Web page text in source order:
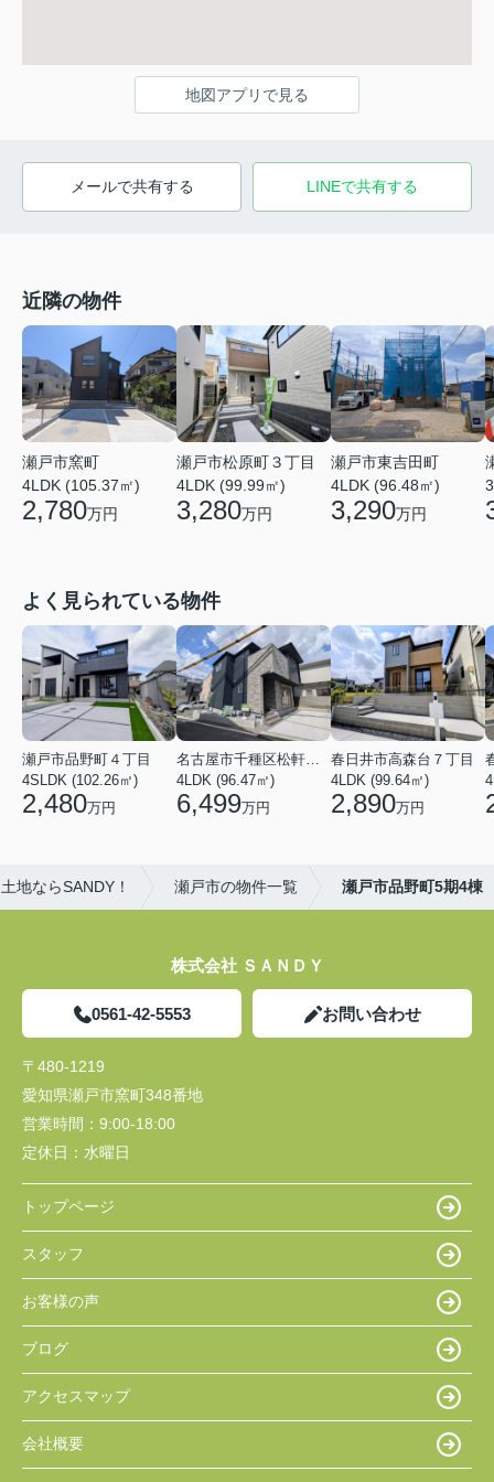
地図アプリで見る
メールで共有する LINEで共有する
近隣の物件
瀬戸市窯町
4LDK (105.37㎡)
2,780万円
瀬戸市松原町３丁目
4LDK (99.99㎡)
3,280万円
瀬戸市東吉田町
4LDK (96.48㎡)
3,290万円
よく見られている物件
瀬戸市品野町４丁目
4SLDK (102.26㎡)
2,480万円
4LDK (96.47㎡)
6,499万円
春日井市高森台７丁目
4LDK (99.64㎡)
2,890万円
地ならSANDY！ 瀬戸市の物件一覧 瀬戸市品野町5期4棟
株式会社 ＳＡＮＤＹ
0561-42-5553 お問い合わせ
〒480-1219
愛知県瀬戸市窯町348番地
営業時間： 9:00-18:00
定休日： 水曜日
トップページ
スタッフ
お客様の声
ブログ
アクセスマップ
会社概要